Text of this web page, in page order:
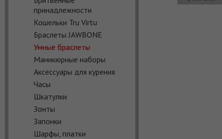
принадлежности
Кошельки Tru Virtu
Браслеты JAWBONE
Умные браслеты
Маникюрные наборы
Аксессуары для курения
Часы
Шкатулки
Зонты
Запонки
Шарфы, платки